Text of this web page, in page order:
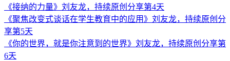
《接纳的力量》刘友龙，持续原创分享第4天
《聚焦改变式谈话在学生教育中的应用》刘友龙，持续原创分
享第5天
《你的世界，就是你注意到的世界》刘友龙，持续原创分享第
6天